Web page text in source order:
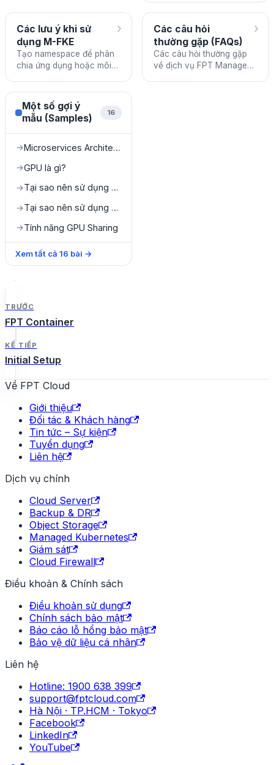
Các lưu ý khi sử
dụng M-FKE
Tạo namespace để phân
chia ứng dụng hoặc môi
namespace được hệ thống
tạo sẵ
›
Các câu hỏi
thường gặp (FAQs)
Các câu hỏi thường gặp
về dịch vụ FPT Managed
›
Một số gợi ý
mẫu (Samples)
16
→ Microservices Architecture on FKE
→GPU là gì?
→ Tại sao nên sử dụng GPU trên Cloud?
→ Tại sao nên sử dụng GPU Kubernetes?
→Tính năng GPU Sharing
Xem tất cả 16 bài →
TRƯỚC
FPT Container
KẾ TIẾP
Initial Setup
Về FPT Cloud
Giới thiệu
Đối tác & Khách hàng
Tin tức – Sự kiện
Tuyển dụng
Liên hệ
Dịch vụ chính
Cloud Server
Backup & DR
Object Storage
Managed Kubernetes
Giám sát
Cloud Firewall
Điều khoản & Chính sách
Điều khoản sử dụng
Chính sách bảo mật
Báo cáo lỗ hổng bảo mật
Bảo vệ dữ liệu cá nhân
Liên hệ
Hotline: 1900 638 399
support@fptcloud.com
Hà Nội · TP.HCM · Tokyo
Facebook
LinkedIn
YouTube